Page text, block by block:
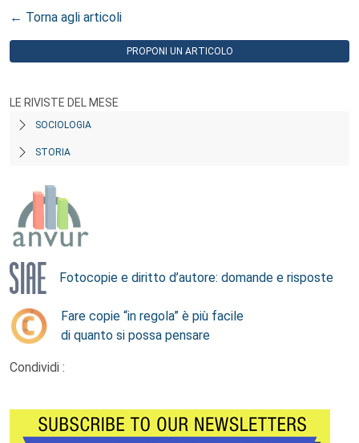
← Torna agli articoli
PROPONI UN ARTICOLO
LE RIVISTE DEL MESE
SOCIOLOGIA
STORIA
Fotocopie e diritto d’autore: domande e risposte
Fare copie “in regola” è più facile
di quanto si possa pensare
Condividi :